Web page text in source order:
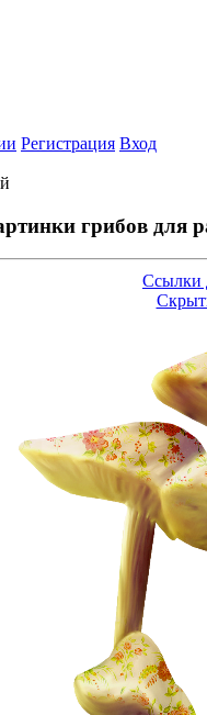
Регистрация Вход
грибов для
Ссылки